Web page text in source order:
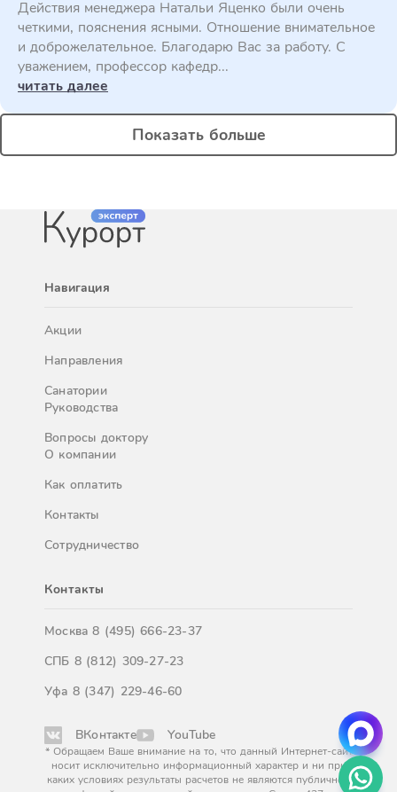
Действия менеджера Натальи Яценко были очень
четкими, пояснения ясными. Отношение внимательное
и доброжелательное. Благодарю Вас за работу. С
уважением, профессор кафедр...
читать далее
Показать больше
Навигация
Акции
Направления
Санатории
Руководства
Вопросы доктору
О компании
Как оплатить
Контакты
Сотрудничество
Контакты
Москва8 (495) 666-23-37
СПБ 8 (812) 309-27-23
Уфа 8 (347) 229-46-60
ВКонтакте YouTube
* Обращаем Ваше внимание на то, что данный Интернет-сайт
носит исключительно информационный характер и ни при
каких условиях результаты расчетов не являются публичной